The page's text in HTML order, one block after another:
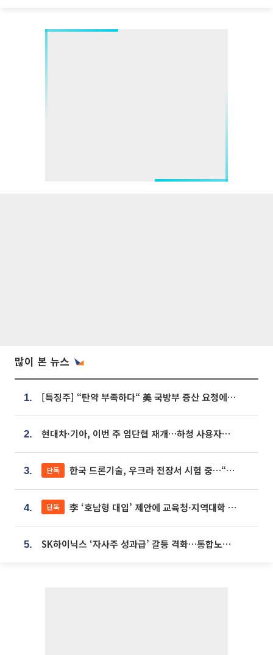
많이 본 뉴스
1. [특징주] “탄약 부족하다“ 美 국방부 증산 요청에⋯국내 방산주 급등세
2. 현대차·기아, 이번 주 임단협 재개…하청 사용자성 재심도 ‘변수’
3. 단독 한국 드론기술, 우크라 전장서 시험 중…“스타트업 여러 곳 참여”
4. 단독 李 ‘호남형 대입’ 제안에 교육청·지역대학 서·논술형 입시 연계 '착수'
5. SK하이닉스 ‘자사주 성과급’ 갈등 격화…통합노조 출범 움직임